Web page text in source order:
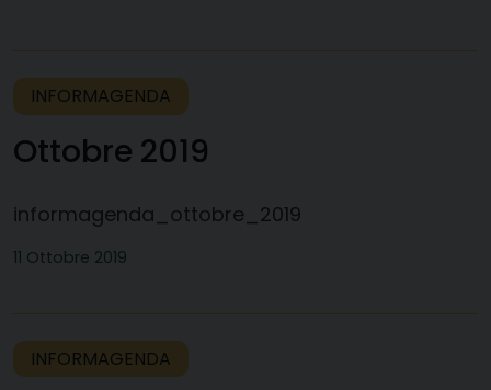
INFORMAGENDA
Ottobre 2019
informagenda_ottobre_2019
11 Ottobre 2019
INFORMAGENDA